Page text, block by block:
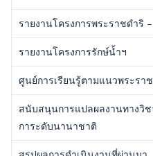
รายงานโครงการพระราชดำริ
รายงานโครงการรักษ์น้ำฯ
ศูนย์การเรียนรู้ตามแนวพระรา
สนับสนุนการแปลผลงานทางวิช
การะดับนานาชาติ